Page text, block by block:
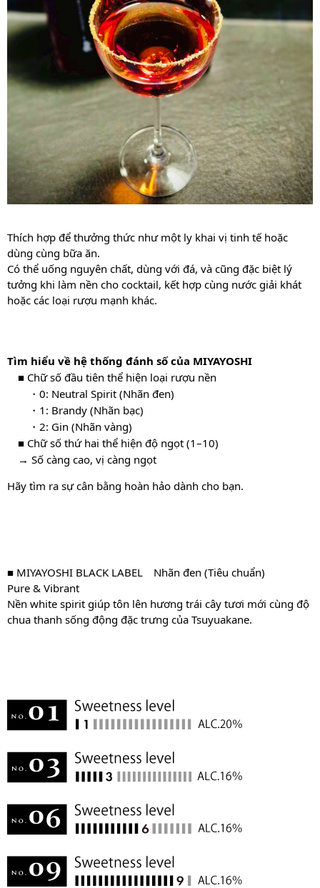
Thích hợp để thưởng thức như một ly khai vị tinh tế hoặc
dùng cùng bữa ăn.
Có thể uống nguyên chất, dùng với đá, và cũng đặc biệt lý
tưởng khi làm nền cho cocktail, kết hợp cùng nước giải khát
hoặc các loại rượu mạnh khác.
Tìm hiểu về hệ thống đánh số của MIYAYOSHI
■ Chữ số đầu tiên thể hiện loại rượu nền
・0: Neutral Spirit (Nhãn đen)
・1: Brandy (Nhãn bạc)
・2: Gin (Nhãn vàng)
■ Chữ số thứ hai thể hiện độ ngọt (1–10)
→ Số càng cao, vị càng ngọt
Hãy tìm ra sự cân bằng hoàn hảo dành cho bạn.
■ MIYAYOSHI BLACK LABEL
Nhãn đen (Tiêu chuẩn)
Pure & Vibrant
Nền white spirit giúp tôn lên hương trái cây tươi mới cùng độ
chua thanh sống động đặc trưng của Tsuyuakane.